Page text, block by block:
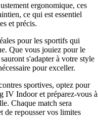
ergonomique, ces
ce qui est essentiel
et précis.
pour les sportifs qui
Que vous jouiez pour le
s'adapter à votre style
pour exceller.
sportives, optez pour
IV Indoor et préparez-vous à
Chaque match sera
de repousser vos limites